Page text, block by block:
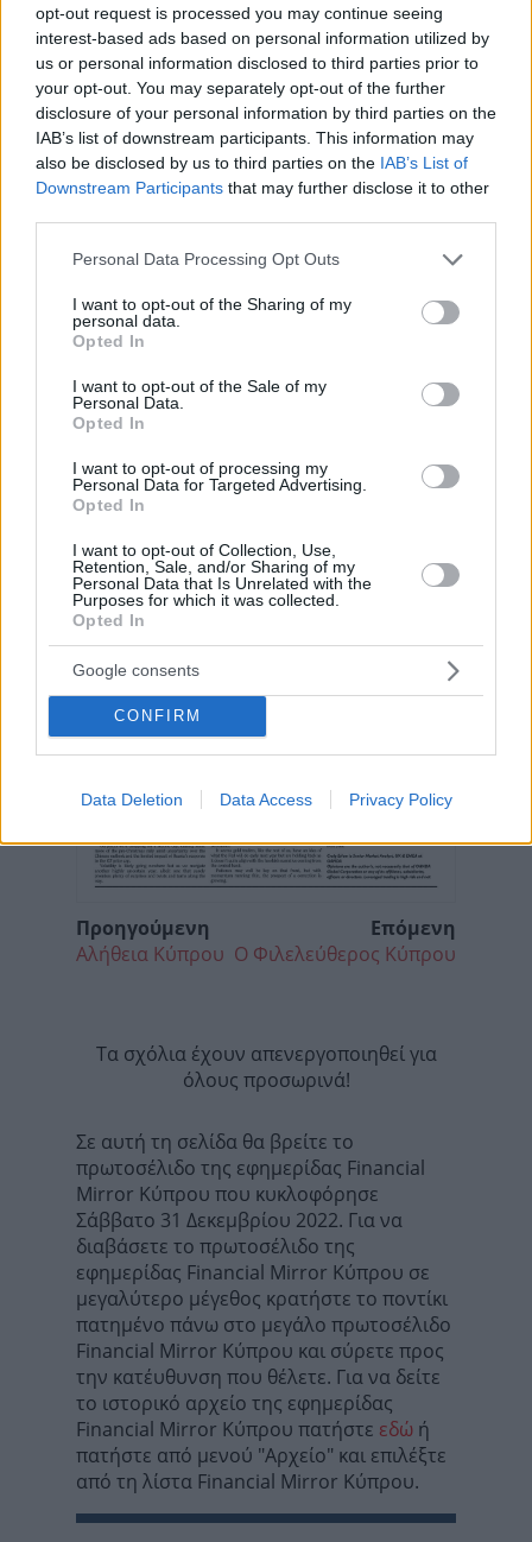
opt-out request is processed you may continue seeing
interest-based ads based on personal information utilized by
us or personal information disclosed to third parties prior to
your opt-out. You may separately opt-out of the further
disclosure of your personal information by third parties on the
IAB’s list of downstream participants. This information may
also be disclosed by us to third parties on the IAB’s List of
Downstream Participants that may further disclose it to other
Please note that this website/app uses one or more Google
not limited to your visit or usage behaviour. You may click to
grant or deny consent to Google and its third-party tags to
use your data for below specified purposes in below Google
consent section.
Personal Data Processing Opt Outs
I want to opt-out of the Sharing of my
personal data.
Opted In
I want to opt-out of the Sale of my
Personal Data.
Opted In
I want to opt-out of processing my
Personal Data for Targeted Advertising.
Opted In
I want to opt-out of Collection, Use,
Retention, Sale, and/or Sharing of my
Personal Data that Is Unrelated with the
Purposes for which it was collected.
Opted In
Google consents
CONFIRM
Data Deletion Data Access Privacy Policy
Κοινοποιήστε
Οπισθόφυλλο εφημερίδας Financial Mirror
Προηγούμενη
Αλήθεια Κύπρου
Επόμενη
Ο Φιλελεύθερος Κύπρου
Τα σχόλια έχουν απενεργοποιηθεί για
όλους προσωρινά!
Σε αυτή τη σελίδα θα βρείτε το
πρωτοσέλιδο της εφημερίδας Financial
Mirror Kύπρου που κυκλοφόρησε
Σάββατο 31 Δεκεμβρίου 2022. Για να
διαβάσετε το πρωτοσέλιδο της
εφημερίδας Financial Mirror Kύπρου σε
μεγαλύτερο μέγεθος κρατήστε το ποντίκι
πατημένο πάνω στο μεγάλο πρωτοσέλιδο
Financial Mirror Kύπρου και σύρετε προς
την κατέυθυνση που θέλετε. Για να δείτε
το ιστορικό αρχείο της εφημερίδας
Financial Mirror Kύπρου πατήστε εδώ ή
πατήστε από μενού "Αρχείο" και επιλέξτε
από τη λίστα Financial Mirror Kύπρου.